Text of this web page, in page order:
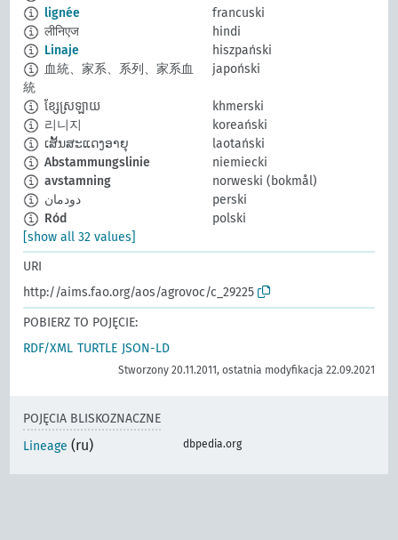
lignée
francuski
लीनिएज
hindi
Linaje
hiszpański
血統、家系、系列、家系血
統
japoński
ខ្សែស្រឡាយ
khmerski
리니지
koreański
ເສັ້ນສະແດງອາຍຸ
laotański
Abstammungslinie
niemiecki
avstamning
norweski (bokmål)
دودمان
perski
Ród
polski
[show all 32 values]
URI
http://aims.fao.org/aos/agrovoc/c_29225
POBIERZ TO POJĘCIE:
RDF/XML TURTLE JSON-LD
Stworzony 20.11.2011, ostatnia modyfikacja 22.09.2021
POJĘCIA BLISKOZNACZNE
Lineage (ru) dbpedia.org